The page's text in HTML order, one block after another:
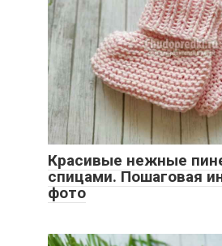
Красивые нежные
спицами. Пошаговая
фото